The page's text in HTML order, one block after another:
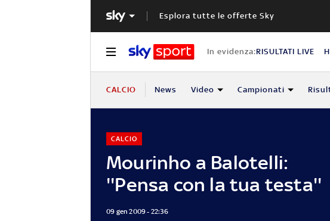
Esplora tutte le offerte Sky
In evidenza:RISULTATI LIVE
CALCIO News Video Campionati
Mourinho a Balotelli:
''Pensa con la tua testa''
CALCIO
09 gen 2009 - 22:36